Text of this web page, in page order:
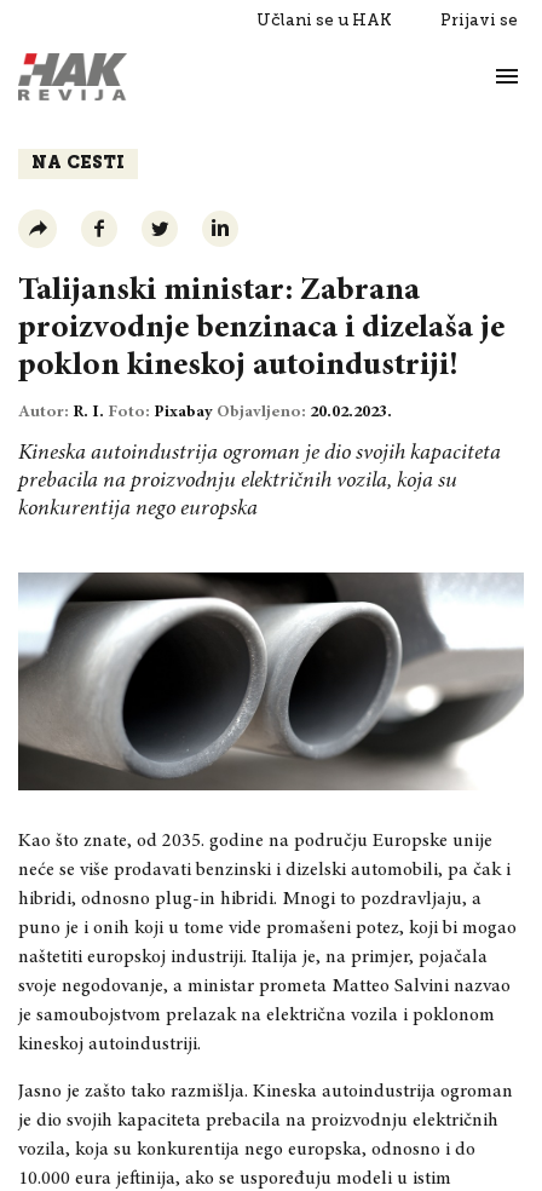
Učlani se u HAK Prijavi se
Razgovori
NA CESTI
Talijanski ministar: Zabrana
proizvodnje benzinaca i dizelaša je
poklon kineskoj autoindustriji!
Autor: R. I. Foto: Pixabay Objavljeno: 20.02.2023.
Kineska autoindustrija ogroman je dio svojih kapaciteta
prebacila na proizvodnju električnih vozila, koja su
konkurentija nego europska
Kao što znate, od 2035. godine na području Europske unije
neće se više prodavati benzinski i dizelski automobili, pa čak i
hibridi, odnosno plug-in hibridi. Mnogi to pozdravljaju, a
puno je i onih koji u tome vide promašeni potez, koji bi mogao
naštetiti europskoj industriji. Italija je, na primjer, pojačala
svoje negodovanje, a ministar prometa Matteo Salvini nazvao
je samoubojstvom prelazak na električna vozila i poklonom
kineskoj autoindustriji.
Jasno je zašto tako razmišlja. Kineska autoindustrija ogroman
je dio svojih kapaciteta prebacila na proizvodnju električnih
vozila, koja su konkurentija nego europska, odnosno i do
10.000 eura jeftinija, ako se uspoređuju modeli u istim